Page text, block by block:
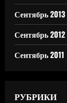
Сентябрь 2013
Сентябрь 2012
Сентябрь 2011
РУБРИКИ